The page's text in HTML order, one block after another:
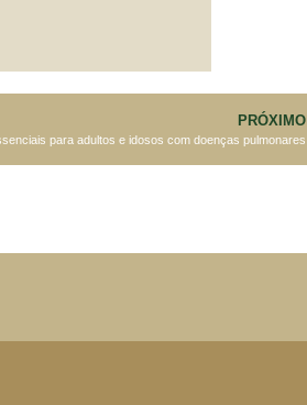
PRÓXIMO
para adultos e idosos com doenças pulmonares